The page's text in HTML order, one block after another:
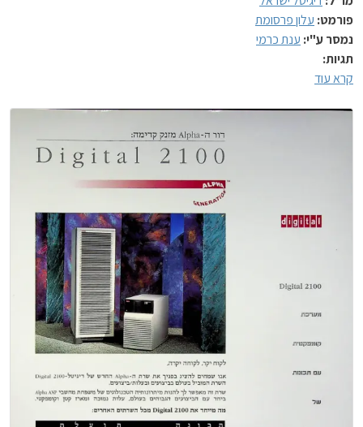
פורמט: עלון פרסומת
נמסר ע"י: ענת כרמי
תגיות:
קרא עוד